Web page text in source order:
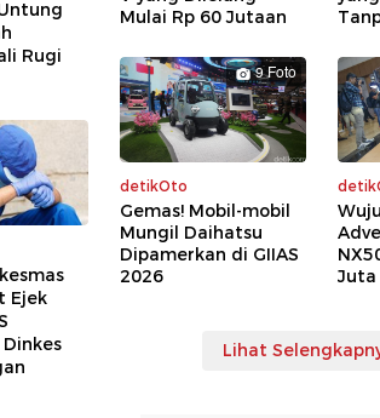
Rugi
Ejek
Mulai Rp 60 Jutaan
9 Foto
detikOto
Gemas! Mobil-mobil
Mungil Daihatsu
Dipamerkan di GIIAS
2026
Juta
Lihat